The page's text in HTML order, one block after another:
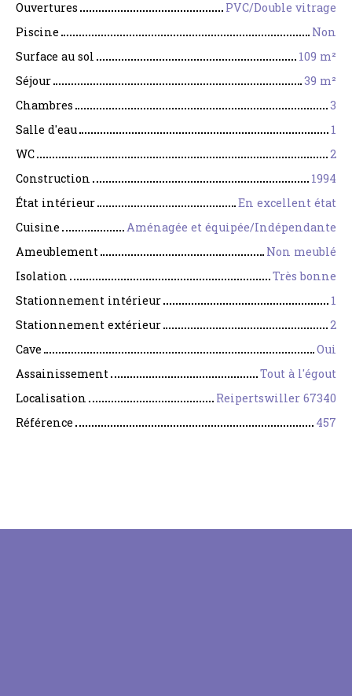
Ouvertures
PVC/Double vitrage
Piscine
Non
Surface au sol
109 m²
Séjour
39 m²
Chambres
3
Salle d'eau
1
WC
2
Construction
1994
État intérieur
En excellent état
Cuisine
Aménagée et équipée/Indépendante
Ameublement
Non meublé
Isolation
Très bonne
Stationnement intérieur
1
Stationnement extérieur
2
Cave
Oui
Assainissement
Tout à l'égout
Localisation
Reipertswiller 67340
Référence
457